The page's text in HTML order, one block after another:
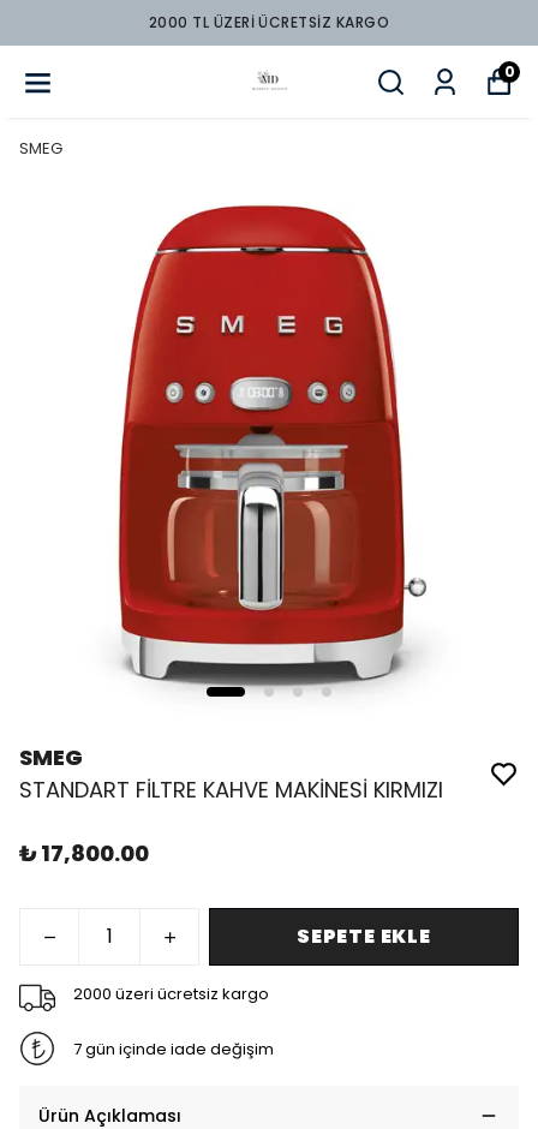
2000 TL ÜZERİ ÜCRETSİZ KARGO
0
SMEG
SMEG
STANDART FİLTRE KAHVE MAKİNESİ KIRMIZI
₺ 17,800.00
SEPETE EKLE
2000 üzeri ücretsiz kargo
7 gün içinde iade değişim
Ürün Açıklaması